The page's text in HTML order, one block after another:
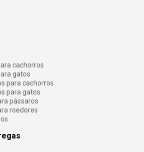
cachorros
gatos
para cachorros
para gatos
pássaros
roedores